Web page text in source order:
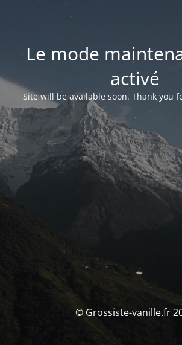
Le mode
activé
Site will be available soon. Thank you
© Grossiste-vanille.fr